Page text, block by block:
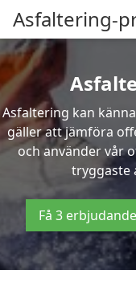
Asfaltering-
Asfaltering kan
gäller att jämföra
och använder vår
tryggaste
Få 3